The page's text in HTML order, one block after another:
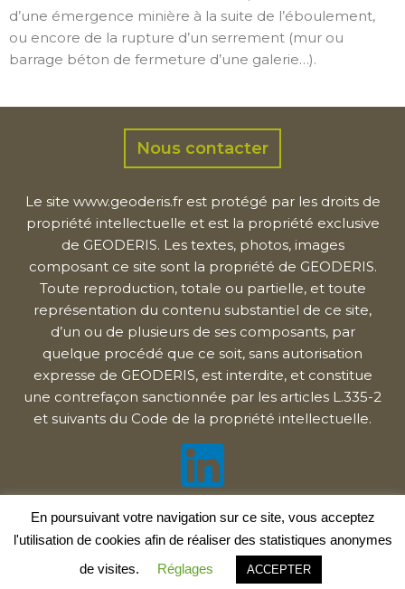
d’une émergence minière à la suite de l’éboulement,
ou encore de la rupture d’un serrement (mur ou
barrage béton de fermeture d’une galerie…).
Nous contacter
Le site www.geoderis.fr est protégé par les droits de
propriété intellectuelle et est la propriété exclusive
de GEODERIS. Les textes, photos, images
composant ce site sont la propriété de GEODERIS.
Toute reproduction, totale ou partielle, et toute
représentation du contenu substantiel de ce site,
d’un ou de plusieurs de ses composants, par
quelque procédé que ce soit, sans autorisation
expresse de GEODERIS, est interdite, et constitue
une contrefaçon sanctionnée par les articles L.335-2
et suivants du Code de la propriété intellectuelle.
© GEODERIS 2020
Réalisation GEODERIS - Hébergement OVH SAS
En poursuivant votre navigation sur ce site, vous acceptez
l'utilisation de cookies afin de réaliser des statistiques anonymes
de visites.
Réglages ACCEPTER